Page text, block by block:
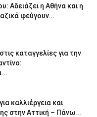
Αδειάζει η Αθήνα και η
φεύγουν...
καταγγελίες για την
καλλιέργεια και
στην Αττική – Πάνω...